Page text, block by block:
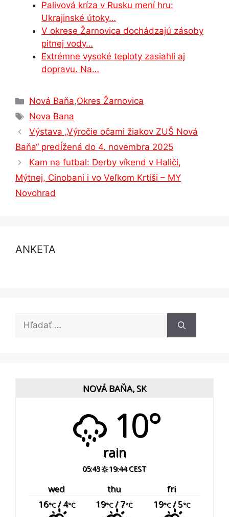
Palivová kríza v Rusku mení hru:
Ukrajinské útoky…
V okrese Žarnovica dochádzajú zásoby
pitnej vody…
Extrémne vysoké teploty zasiahli aj
dopravu. Na…
Kategórie
Nová Baňa,Okres Žarnovica
Značky
Nova Bana
Výstava „Výročie očami žiakov ZUŠ Nová
Baňa“ predĺžená do 4. novembra 2025
Kam na futbal: Derby víkend v Haliči,
Mýtnej, Cinobani i vo Veľkom Krtíši – MY
Novohrad
ANKETA
Hľadať:
NOVÁ BAŇA, SK
10°
rain
05:43 19:44 CEST
wed thu
fri
16°C/ 4°C 19°C/ 7°C 19°C/ 5°C